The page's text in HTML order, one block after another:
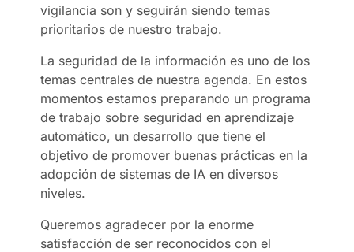
vigilancia son y seguirán siendo temas
prioritarios de nuestro trabajo.
La seguridad de la información es uno de los
temas centrales de nuestra agenda. En estos
momentos estamos preparando un programa
de trabajo sobre seguridad en aprendizaje
automático, un desarrollo que tiene el
objetivo de promover buenas prácticas en la
adopción de sistemas de IA en diversos
niveles.
Queremos agradecer por la enorme
satisfacción de ser reconocidos con el